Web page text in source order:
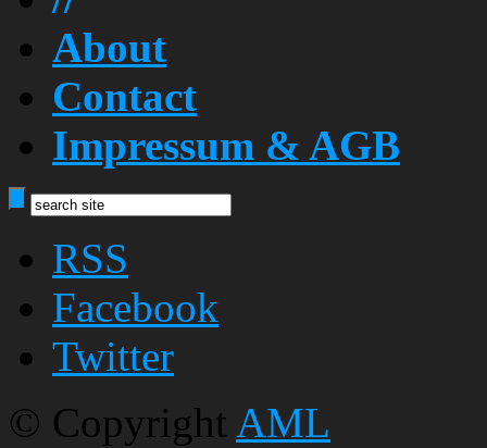
About
Contact
Impressum & AGB
RSS
Facebook
Twitter
© Copyright AML